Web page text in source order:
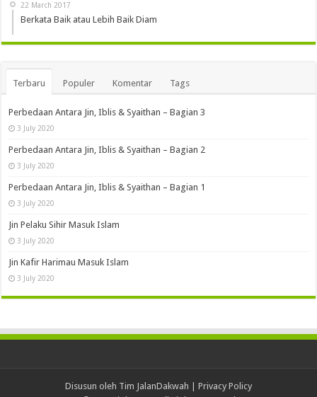
22 March 2017
Berkata Baik atau Lebih Baik Diam
Terbaru Populer Komentar Tags
Perbedaan Antara Jin, Iblis & Syaithan – Bagian 3
3 July 2020
Perbedaan Antara Jin, Iblis & Syaithan – Bagian 2
3 July 2020
Perbedaan Antara Jin, Iblis & Syaithan – Bagian 1
3 July 2020
Jin Pelaku Sihir Masuk Islam
3 July 2020
Jin Kafir Harimau Masuk Islam
3 July 2020
Disusun oleh Tim JalanDakwah | Privacy Policy